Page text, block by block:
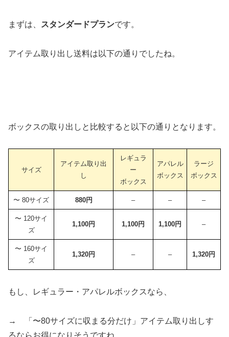
まずは、 スタンダードプランです。
アイテム取り出し送料は以下の通りでしたね。
ボックスの取り出しと比較すると以下の通りとなります。
サイズ
アイテム取り出
し
レギュラ
ー
ボックス
アパレル
ボックス
ラージ
ボックス
〜 80サイズ 880円 – – –
〜 120サイ
ズ
1,100円 1,100円 1,100円 –
〜 160サイ
ズ
1,320円 – – 1,320円
もし、レギュラー・アパレルボックスなら、
→ 「〜80サイズに収まる分だけ」アイテム取り出しす
るならお得になりそうですね。